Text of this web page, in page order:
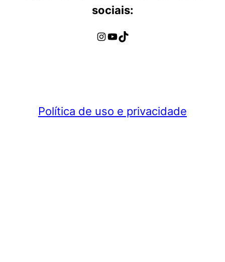
sociais:
Instagram
Youtube
TikTok
Política de uso e privacidade